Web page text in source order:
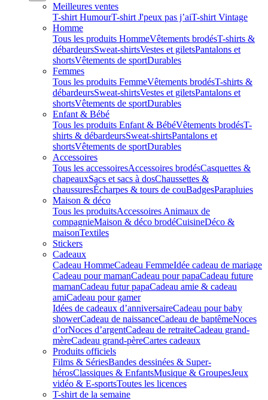
Meilleures ventes
T-shirt HumourT-shirt J'peux pas j’aiT-shirt Vintage
Homme
Tous les produits HommeVêtements brodésT-shirts &
débardeursSweat-shirtsVestes et giletsPantalons et
shortsVêtements de sportDurables
Femmes
Tous les produits FemmeVêtements brodésT-shirts &
débardeursSweat-shirtsVestes et giletsPantalons et
shortsVêtements de sportDurables
Enfant & Bébé
Tous les produits Enfant & BébéVêtements brodésT-
shirts & débardeursSweat-shirtsPantalons et
shortsVêtements de sportDurables
Accessoires
Tous les accessoiresAccessoires brodésCasquettes &
chapeauxSacs et sacs à dosChaussettes &
chaussuresÉcharpes & tours de couBadgesParapluies
Maison & déco
Tous les produitsAccessoires Animaux de
compagnieMaison & déco brodéCuisineDéco &
maisonTextiles
Stickers
Cadeaux
Cadeau HommeCadeau FemmeIdée cadeau de mariage​
Cadeau pour mamanCadeau pour papaCadeau future
mamanCadeau futur papaCadeau amie & cadeau
amiCadeau pour gamer
Idées de cadeaux d’anniversaireCadeau pour baby
showerCadeau de naissanceCadeau de baptêmeNoces
d’orNoces d’argentCadeau de retraiteCadeau grand-
mèreCadeau grand-pèreCartes cadeaux
Produits officiels
Films & SériesBandes dessinées & Super-
hérosClassiques & EnfantsMusique & GroupesJeux
vidéo & E-sportsToutes les licences
T-shirt de la semaine